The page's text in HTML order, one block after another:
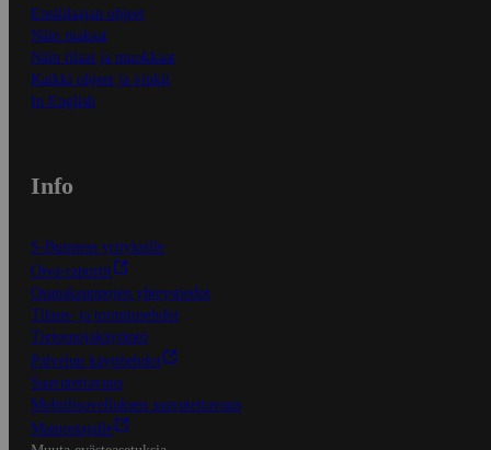
Ensitilaajan ohjeet
Näin maksat
Näin tilaat ja muokkaat
Kaikki ohjeet ja vinkit
In English
Info
S-Business yrityksille
Oiva-raportit
Osuuskauppojen yhteystiedot
Tilaus- ja toimitusehdot
Tietosuojakäytäntö
Palvelun käyttöehdot
Saavutettavuus
Mobiilisovelluksen saavutettavuus
Mainostajalle